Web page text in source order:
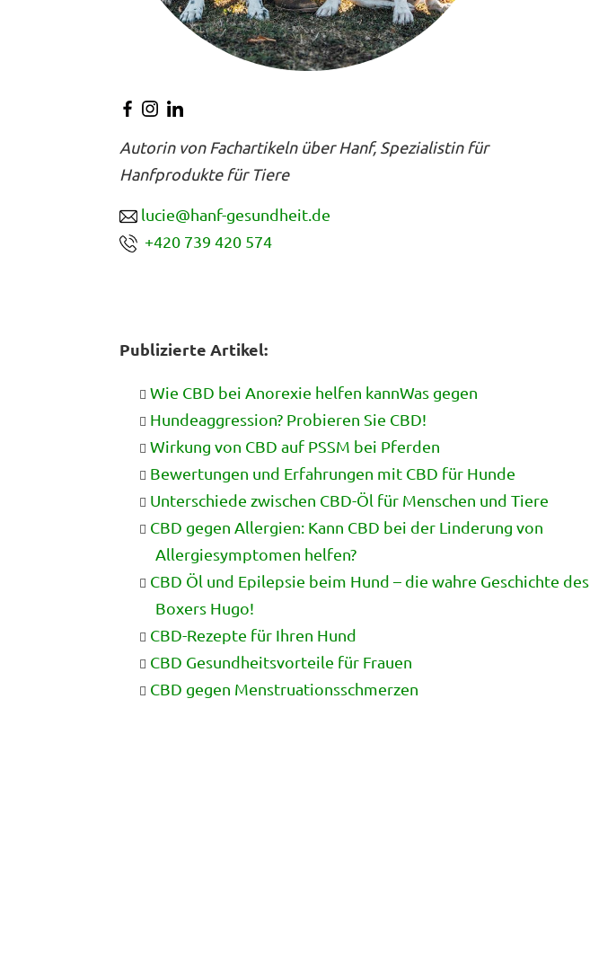
Autorin von Fachartikeln über Hanf, Spezialistin für
Hanfprodukte für Tiere
lucie@hanf-gesundheit.de
+420 739 420 574
Publizierte Artikel:
Wie CBD bei Anorexie helfen kannWas gegen
Hundeaggression? Probieren Sie CBD!
Wirkung von CBD auf PSSM bei Pferden
Bewertungen und Erfahrungen mit CBD für Hunde
Unterschiede zwischen CBD-Öl für Menschen und Tiere
CBD gegen Allergien: Kann CBD bei der Linderung von
Allergiesymptomen helfen?
CBD Öl und Epilepsie beim Hund – die wahre Geschichte des
Boxers Hugo!
CBD-Rezepte für Ihren Hund
CBD Gesundheitsvorteile für Frauen
CBD gegen Menstruationsschmerzen